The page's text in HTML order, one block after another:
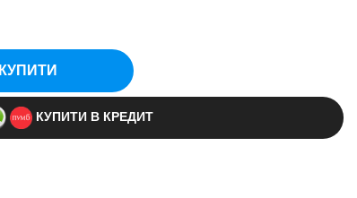
КУПИТИ
КУПИТИ В КРЕДИТ